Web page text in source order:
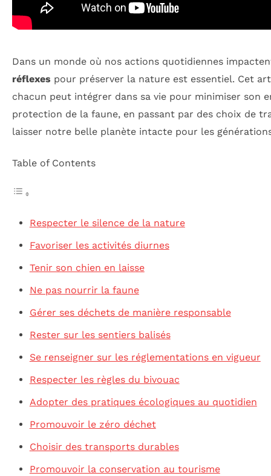
Dans un monde où nos actions quotidiennes
réflexes pour préserver la nature est essentiel. Cet
chacun peut intégrer dans sa vie pour minimiser son
protection de la faune, en passant par des choix de
laisser notre belle planète intacte pour les
Table of Contents
Respecter le silence de la nature
Favoriser les activités diurnes
Tenir son chien en laisse
Ne pas nourrir la faune
Gérer ses déchets de manière responsable
Rester sur les sentiers balisés
Se renseigner sur les réglementations en vigueur
Respecter les règles du bivouac
Adopter des pratiques écologiques au quotidien
Promouvoir le zéro déchet
Choisir des transports durables
Promouvoir la conservation au tourisme